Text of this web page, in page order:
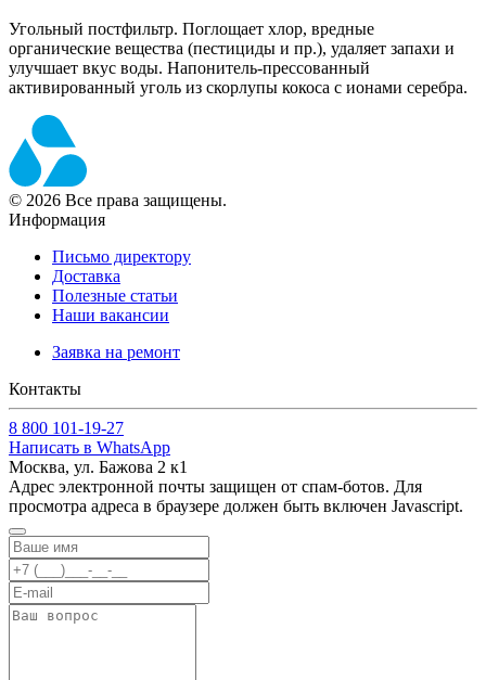
Угольный постфильтр. Поглощает хлор, вредные
органические вещества (пестициды и пр.), удаляет запахи и
улучшает вкус воды. Напонитель-прессованный
активированный уголь из скорлупы кокоса с ионами серебра.
© 2026 Все права защищены.
Информация
Письмо директору
Доставка
Полезные статьи
Наши вакансии
Заявка на ремонт
Контакты
8 800 101-19-27
Написать в WhatsApp
Москва, ул. Бажова 2 к1
Адрес электронной почты защищен от спам-ботов. Для
просмотра адреса в браузере должен быть включен Javascript.